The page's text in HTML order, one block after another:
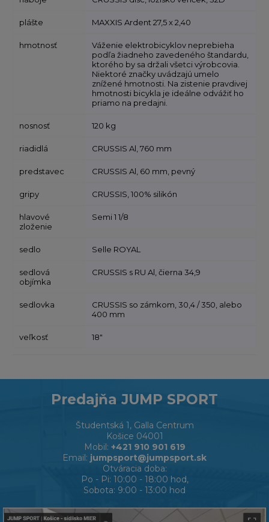
plášte MAXXIS Ardent 27,5 x 2,40
hmotnosť
Váženie elektrobicyklov neprebieha
podľa žiadneho zavedeného štandardu,
ktorého by sa držali všetci výrobcovia.
Niektoré značky uvádzajú umelo
znížené hmotnosti. Na zistenie pravdivej
hmotnosti bicykla je ideálne odvážiť ho
priamo na predajni.
nosnosť 120 kg
riadidlá CRUSSIS Al, 760 mm
predstavec CRUSSIS Al, 60 mm, pevný
gripy CRUSSIS, 100% silikón
hlavové
zloženie
Semi 1 1/8
sedlo Selle ROYAL
sedlová
objímka
CRUSSIS s RU Al, čierna 34,9
sedlovka
CRUSSIS so zámkom, 30,4 / 350, alebo
400 mm
veľkosť 18"
Predajňa JUMP SPORT
Študentská 1, Galla Centrum
Košice 04001
Mobil: +421 910 901 619
Email: jumpsport@jumpsport.sk
Otváracia doba:
Po - Pi: 10:00 - 18:00 hod,
Sobota: 9:00 - 13:00 hod